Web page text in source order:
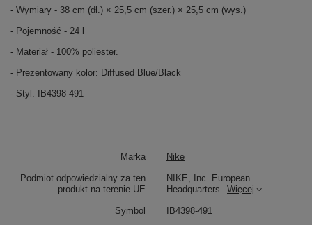
- Wymiary - 38 cm (dł.) × 25,5 cm (szer.) × 25,5 cm (wys.)
- Pojemność - 24 l
- Materiał - 100% poliester.
- Prezentowany kolor: Diffused Blue/Black
- Styl: IB4398-491
Marka Nike
Podmiot odpowiedzialny za ten
produkt na terenie UE
NIKE, Inc. European
Headquarters
Więcej
Symbol IB4398-491